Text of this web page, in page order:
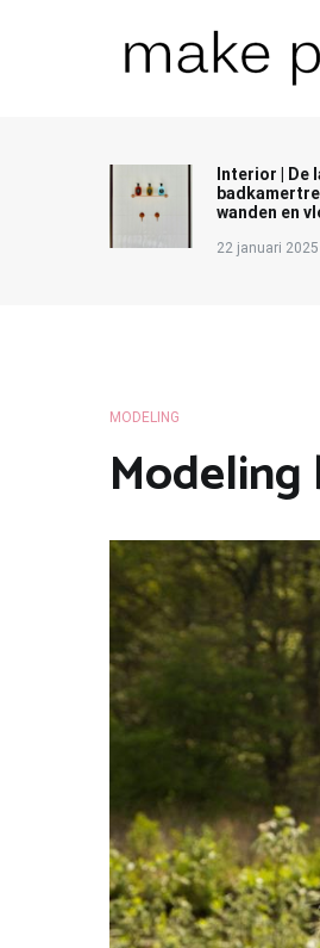
Interior | De
wanden en
22 januari 2025
MODELING
Modeling